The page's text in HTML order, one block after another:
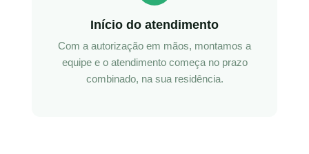
Início do atendimento
Com a autorização em mãos, montamos a
equipe e o atendimento começa no prazo
combinado, na sua residência.